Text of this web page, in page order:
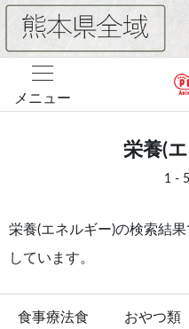
メニュー
栄養(
1 -
栄養(エネルギー)の検索結
しています。
食事療法食 おやつ類